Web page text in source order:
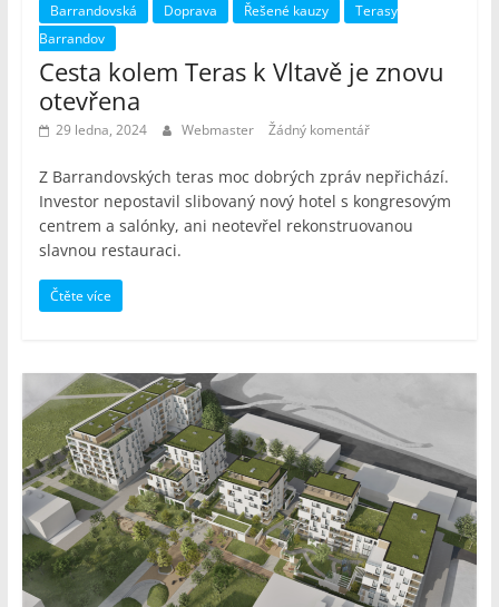
Barrandovská Doprava Řešené kauzy
Terasy
Barrandov
Cesta kolem Teras k Vltavě je znovu
otevřena
29 ledna, 2024 Webmaster Žádný komentář
Z Barrandovských teras moc dobrých zpráv nepřichází.
Investor nepostavil slibovaný nový hotel s kongresovým
centrem a salónky, ani neotevřel rekonstruovanou
slavnou restauraci.
Čtěte více